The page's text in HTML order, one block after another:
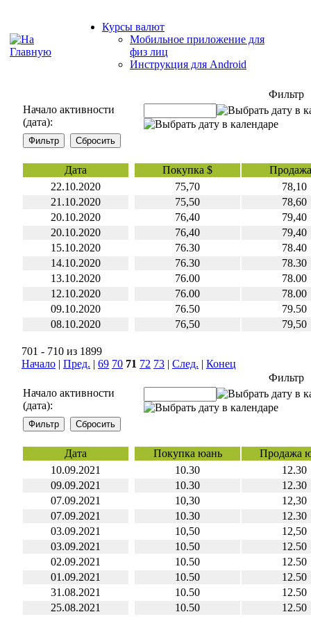
Курсы валют
Мобильное приложение для
физ лиц
Инструкция для Android
Фильтр
Начало активности
(дата):
Дата Покупка $
22.10.2020
75,70
78,10
21.10.2020
75,50
78,60
20.10.2020
76,40
79,40
20.10.2020
76,40
79,40
15.10.2020
76.30
78.40
14.10.2020
76.30
78.30
13.10.2020
76.00
78.00
12.10.2020
76.00
78.00
09.10.2020
76.50
79.50
08.10.2020
76,50 79,50
701 - 710 из 1899
Начало | Пред. | 69 70 71 72 73 | След. | Конец
Фильтр
Начало активности
(дата):
Дата Покупка юань
Продажа
10.09.2021
10.30
12.30
09.09.2021
10.30
12.30
07.09.2021
10,30
12,30
07.09.2021
10.30
12.30
03.09.2021
10,50
12,50
03.09.2021
10.50
12.50
02.09.2021
10.50
12.50
01.09.2021
10.50
12.50
31.08.2021
10.50
12.50
25.08.2021
10.50 12.50